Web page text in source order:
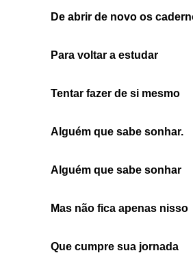
De abrir de novo os
Para voltar a estudar
Tentar fazer de si mesmo
Alguém que sabe sonhar.
Alguém que sabe sonhar
Mas não fica apenas nisso
Que cumpre sua jornada